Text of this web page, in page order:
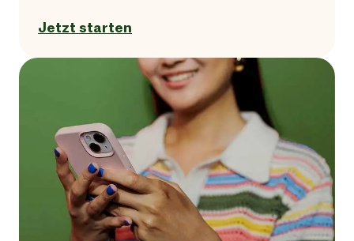
Jetzt starten